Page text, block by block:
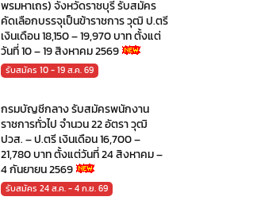
พรมหาเถร) จังหวัดราชบุรี รับสมัคร
คัดเลือกบรรจุเป็นข้าราชการ วุฒิ ป.ตรี
เงินเดือน 18,150 – 19,970 บาท ตั้งแต่
วันที่ 10 – 19 สิงหาคม 2569
รับสมัคร 10 - 19 ส.ค. 69
กรมบัญชีกลาง รับสมัครพนักงาน
ราชการทั่วไป จำนวน 22 อัตรา วุฒิ
ปวส. – ป.ตรี เงินเดือน 16,700 –
21,780 บาท ตั้งแต่วันที่ 24 สิงหาคม –
4 กันยายน 2569
รับสมัคร 24 ส.ค. - 4 ก.ย. 69